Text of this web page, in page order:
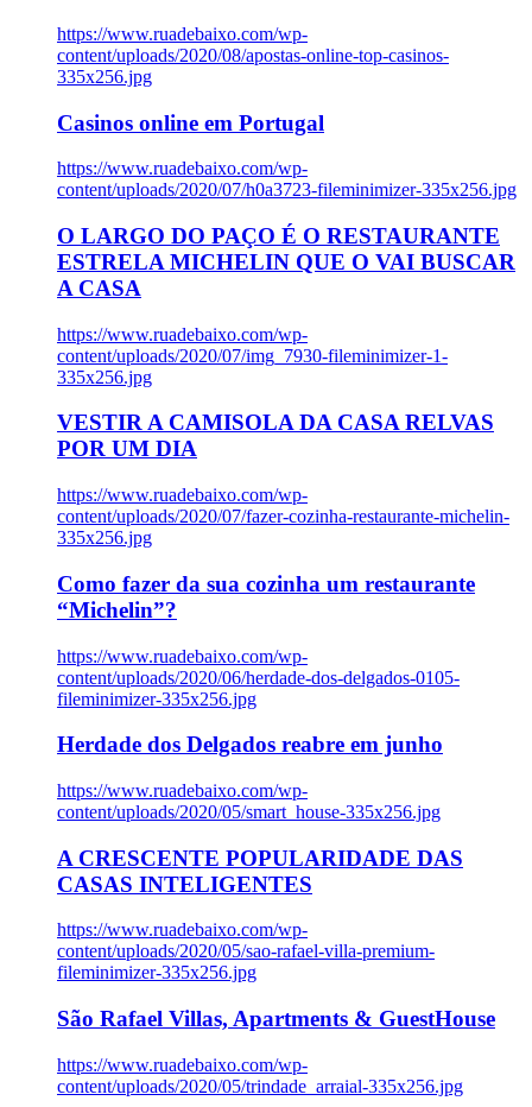
https://www.ruadebaixo.com/wp-
content/uploads/2020/08/apostas-online-top-casinos-
335x256.jpg
Casinos online em Portugal
https://www.ruadebaixo.com/wp-
content/uploads/2020/07/h0a3723-fileminimizer-335x256.jpg
O LARGO DO PAÇO É O RESTAURANTE
ESTRELA MICHELIN QUE O VAI BUSCAR
A CASA
https://www.ruadebaixo.com/wp-
content/uploads/2020/07/img_7930-fileminimizer-1-
335x256.jpg
VESTIR A CAMISOLA DA CASA RELVAS
POR UM DIA
https://www.ruadebaixo.com/wp-
content/uploads/2020/07/fazer-cozinha-restaurante-michelin-
335x256.jpg
Como fazer da sua cozinha um restaurante
“Michelin”?
https://www.ruadebaixo.com/wp-
content/uploads/2020/06/herdade-dos-delgados-0105-
fileminimizer-335x256.jpg
Herdade dos Delgados reabre em junho
https://www.ruadebaixo.com/wp-
content/uploads/2020/05/smart_house-335x256.jpg
A CRESCENTE POPULARIDADE DAS
CASAS INTELIGENTES
https://www.ruadebaixo.com/wp-
content/uploads/2020/05/sao-rafael-villa-premium-
fileminimizer-335x256.jpg
São Rafael Villas, Apartments & GuestHouse
https://www.ruadebaixo.com/wp-
content/uploads/2020/05/trindade_arraial-335x256.jpg